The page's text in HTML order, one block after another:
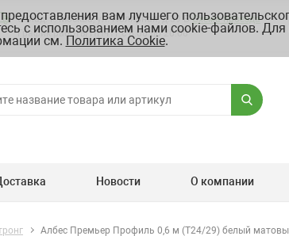
Склад: г. Москва, ул. Полярная, д.39 БСхема проезда
График работы ПН-ПТ с 8.00 до 20.00
Новости О компании
Албес Премьер Профиль 0,6 м (Т24/29) белый
вам лучшего
с использованием нами cookie-файлов. Для
см. Политика Cookie.